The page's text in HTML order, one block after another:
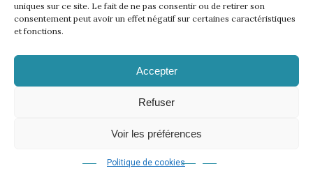
uniques sur ce site. Le fait de ne pas consentir ou de retirer son
consentement peut avoir un effet négatif sur certaines caractéristiques
et fonctions.
Accepter
Refuser
Voir les préférences
Politique de cookies
Lire l'article
Règlement WinInZone–Règlement WininCup